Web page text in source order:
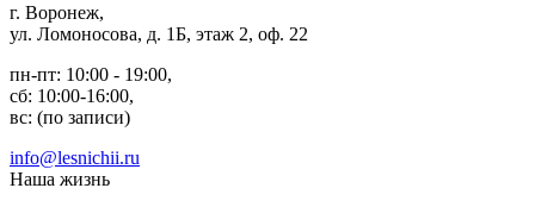
г. Воронеж,
ул. Ломоносова, д. 1Б, этаж 2, оф. 22
пн-пт: 10:00 - 19:00,
сб: 10:00-16:00,
вс: (по записи)
info@lesnichii.ru
Наша жизнь